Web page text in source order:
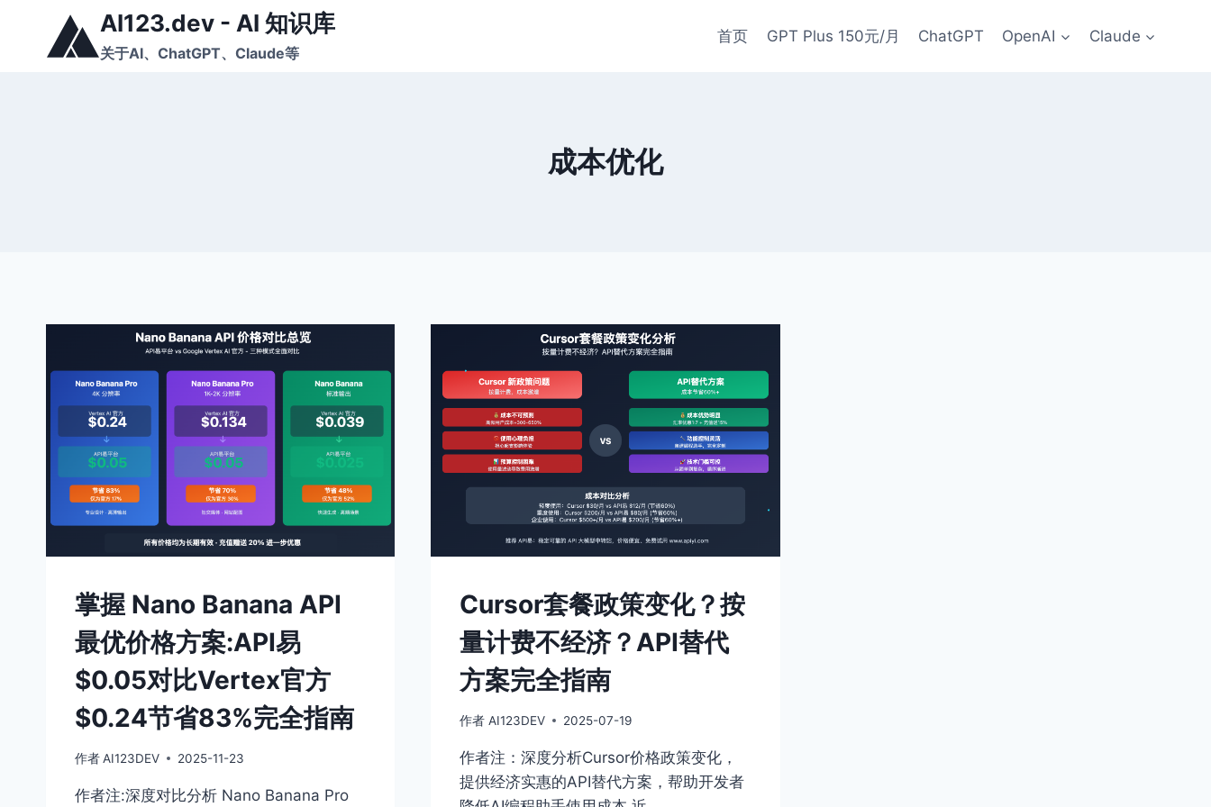
AI123.dev - AI 知识库
关于AI、ChatGPT、Claude等
首页 GPT Plus 150元/月 ChatGPT OpenAI Claude
成本优化
掌握 Nano Banana API
最优价格方案:API易
$0.05对比Vertex官方
$0.24节省83%完全指南
作者AI123DEV 2025-11-23
作者注:深度对比分析 Nano Banana Pro
Cursor套餐政策变化？按
量计费不经济？API替代
方案完全指南
作者 AI123DEV 2025-07-19
作者注：深度分析Cursor价格政策变化，
提供经济实惠的API替代方案，帮助开发者